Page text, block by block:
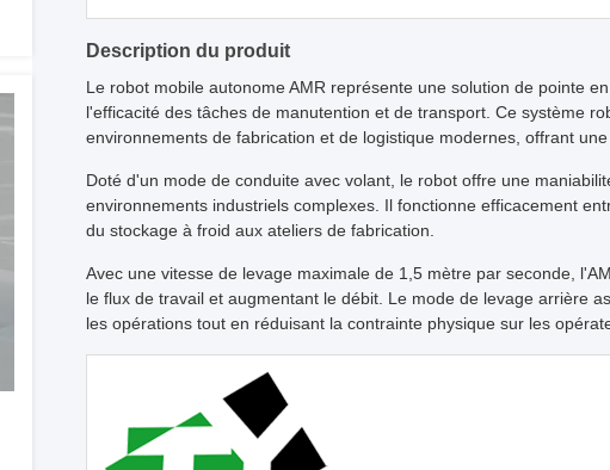
Description du produit
Le robot mobile autonome AMR représente une solution de pointe
l'efficacité des tâches de manutention et de transport. Ce système
environnements de fabrication et de logistique modernes, offrant
Doté d'un mode de conduite avec volant, le robot offre une
environnements industriels complexes. Il fonctionne efficacement
du stockage à froid aux ateliers de fabrication.
Avec une vitesse de levage maximale de 1,5 mètre par seconde,
le flux de travail et augmentant le débit. Le mode de levage arrière
les opérations tout en réduisant la contrainte physique sur les